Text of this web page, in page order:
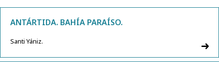
ANTÁRTIDA. BAHÍA PARAÍSO.
Santi Yániz.